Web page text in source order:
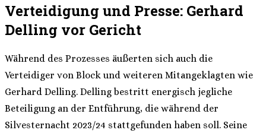
Verteidigung und Presse: Gerhard
Delling vor Gericht
Während des Prozesses äußerten sich auch die
Verteidiger von Block und weiteren Mitangeklagten wie
Gerhard Delling. Delling bestritt energisch jegliche
Beteiligung an der Entführung, die während der
Silvesternacht 2023/24 stattgefunden haben soll. Seine